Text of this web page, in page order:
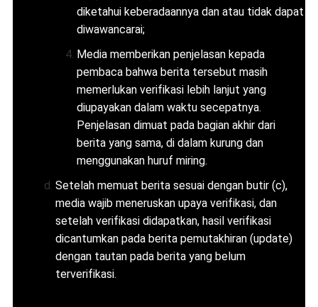
diketahui keberadaannya dan atau tidak dapat
diwawancarai;
Media memberikan penjelasan kepada
pembaca bahwa berita tersebut masih
memerlukan verifikasi lebih lanjut yang
diupayakan dalam waktu secepatnya.
Penjelasan dimuat pada bagian akhir dari
berita yang sama, di dalam kurung dan
menggunakan huruf miring.
Setelah memuat berita sesuai dengan butir (c),
media wajib meneruskan upaya verifikasi, dan
setelah verifikasi didapatkan, hasil verifikasi
dicantumkan pada berita pemutakhiran (update)
dengan tautan pada berita yang belum
terverifikasi.